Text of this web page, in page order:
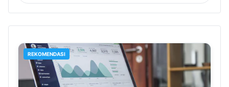
REKOMENDASI